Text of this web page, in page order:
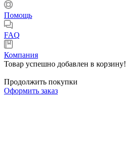
Помощь
FAQ
Компания
Товар успешно добавлен в корзину!
Продолжить покупки
Оформить заказ